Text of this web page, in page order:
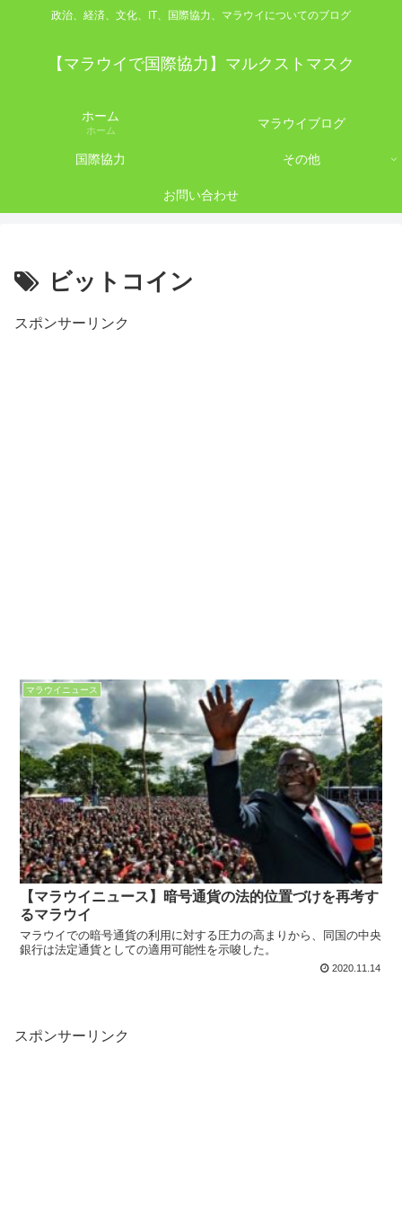
政治、経済、文化、IT、国際協力、マラウイについてのブログ
【マラウイで国際協力】マルクストマスク
ホーム
ホーム マラウイブログ
国際協力 その他
お問い合わせ
ビットコイン
スポンサーリンク
マラウイニュース
【マラウイニュース】暗号通貨の法的位置づけを再考す
るマラウイ
マラウイでの暗号通貨の利用に対する圧力の高まりから、同国の中央
銀行は法定通貨としての適用可能性を示唆した。
2020.11.14
スポンサーリンク